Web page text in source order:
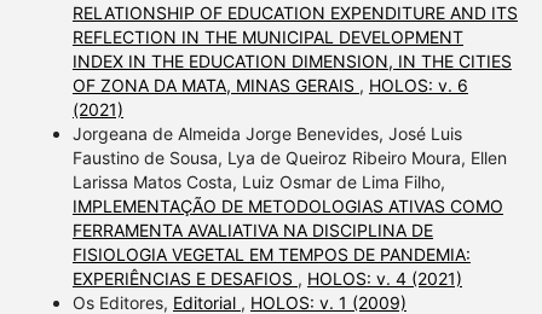
RELATIONSHIP OF EDUCATION EXPENDITURE AND ITS
REFLECTION IN THE MUNICIPAL DEVELOPMENT
INDEX IN THE EDUCATION DIMENSION, IN THE CITIES
OF ZONA DA MATA, MINAS GERAIS , HOLOS: v. 6
(2021)
Jorgeana de Almeida Jorge Benevides, José Luis
Faustino de Sousa, Lya de Queiroz Ribeiro Moura, Ellen
Larissa Matos Costa, Luiz Osmar de Lima Filho,
IMPLEMENTAÇÃO DE METODOLOGIAS ATIVAS COMO
FERRAMENTA AVALIATIVA NA DISCIPLINA DE
FISIOLOGIA VEGETAL EM TEMPOS DE PANDEMIA:
EXPERIÊNCIAS E DESAFIOS , HOLOS: v. 4 (2021)
Os Editores, Editorial , HOLOS: v. 1 (2009)